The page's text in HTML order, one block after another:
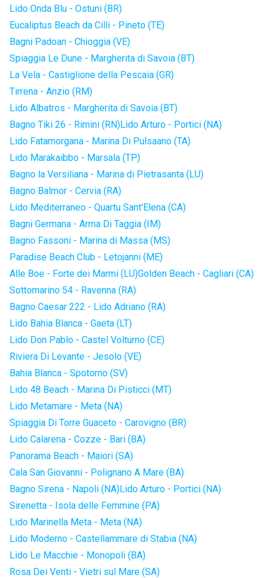
Lido Onda Blu - Ostuni (BR)
Eucaliptus Beach da Cilli - Pineto (TE)
Bagni Padoan - Chioggia (VE)
Spiaggia Le Dune - Margherita di Savoia (BT)
La Vela - Castiglione della Pescaia (GR)
Tirrena - Anzio (RM)
Lido Albatros - Margherita di Savoia (BT)
Bagno Tiki 26 - Rimini (RN)Lido Arturo - Portici (NA)
Lido Fatamorgana - Marina Di Pulsaano (TA)
Lido Marakaibbo - Marsala (TP)
Bagno la Versiliana - Marina di Pietrasanta (LU)
Bagno Balmor - Cervia (RA)
Lido Mediterraneo - Quartu Sant'Elena (CA)
Bagni Germana - Arma Di Taggia (IM)
Bagno Fassoni - Marina di Massa (MS)
Paradise Beach Club - Letojanni (ME)
Alle Boe - Forte dei Marmi (LU)Golden Beach - Cagliari (CA)
Sottomarino 54 - Ravenna (RA)
Bagno Caesar 222 - Lido Adriano (RA)
Lido Bahia Blanca - Gaeta (LT)
Lido Don Pablo - Castel Volturno (CE)
Riviera Di Levante - Jesolo (VE)
Bahia Blanca - Spotorno (SV)
Lido 48 Beach - Marina Di Pisticci (MT)
Lido Metamare - Meta (NA)
Spiaggia Di Torre Guaceto - Carovigno (BR)
Lido Calarena - Cozze - Bari (BA)
Panorama Beach - Maiori (SA)
Cala San Giovanni - Polignano A Mare (BA)
Bagno Sirena - Napoli (NA)Lido Arturo - Portici (NA)
Sirenetta - Isola delle Femmine (PA)
Lido Marinella Meta - Meta (NA)
Lido Moderno - Castellammare di Stabia (NA)
Lido Le Macchie - Monopoli (BA)
Rosa Dei Venti - Vietri sul Mare (SA)